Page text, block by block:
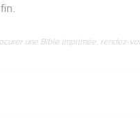
une Bible imprimée, rendez-